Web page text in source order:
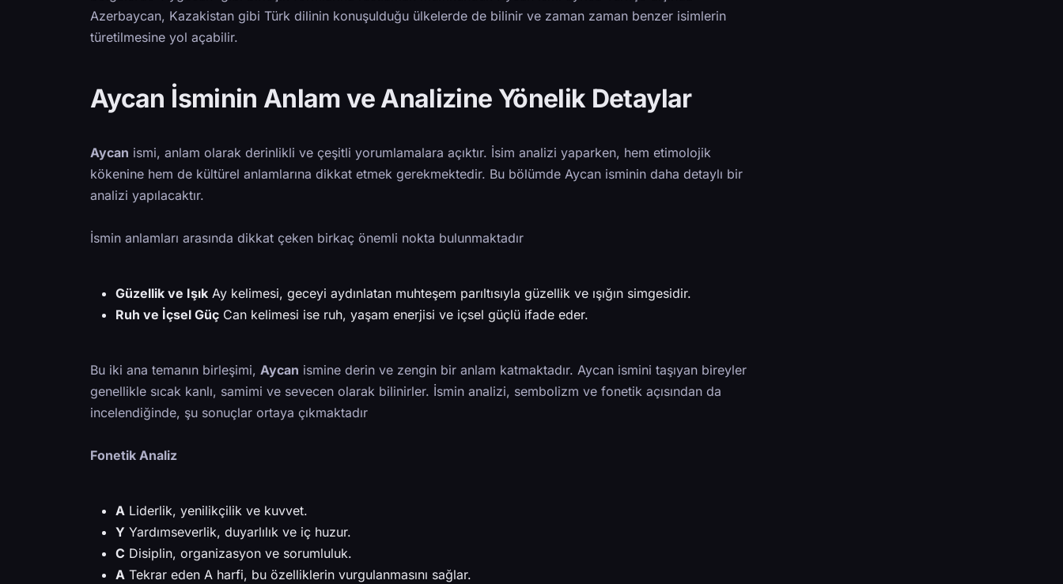
Azerbaycan, Kazakistan gibi Türk dilinin konuşulduğu ülkelerde de bilinir ve zaman zaman benzer isimlerin
türetilmesine yol açabilir.
Aycan İsminin Anlam ve Analizine Yönelik Detaylar
Aycan ismi, anlam olarak derinlikli ve çeşitli yorumlamalara açıktır. İsim analizi yaparken, hem etimolojik
kökenine hem de kültürel anlamlarına dikkat etmek gerekmektedir. Bu bölümde Aycan isminin daha detaylı bir
analizi yapılacaktır.
İsmin anlamları arasında dikkat çeken birkaç önemli nokta bulunmaktadır
Güzellik ve Işık Ay kelimesi, geceyi aydınlatan muhteşem parıltısıyla güzellik ve ışığın simgesidir.
Ruh ve İçsel Güç Can kelimesi ise ruh, yaşam enerjisi ve içsel güçlü ifade eder.
Bu iki ana temanın birleşimi, Aycan ismine derin ve zengin bir anlam katmaktadır. Aycan ismini taşıyan bireyler
genellikle sıcak kanlı, samimi ve sevecen olarak bilinirler. İsmin analizi, sembolizm ve fonetik açısından da
incelendiğinde, şu sonuçlar ortaya çıkmaktadır
Fonetik Analiz
A Liderlik, yenilikçilik ve kuvvet.
Y Yardımseverlik, duyarlılık ve iç huzur.
C Disiplin, organizasyon ve sorumluluk.
A Tekrar eden A harfi, bu özelliklerin vurgulanmasını sağlar.